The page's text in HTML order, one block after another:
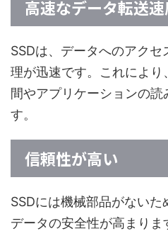
高速なデータ転送
SSDは、データへのアク
理が迅速です。これによ
間やアプリケーションの読
す。
信頼性が高い
SSDには機械部品がないた
データの安全性が高まり